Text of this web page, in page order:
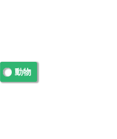
動物